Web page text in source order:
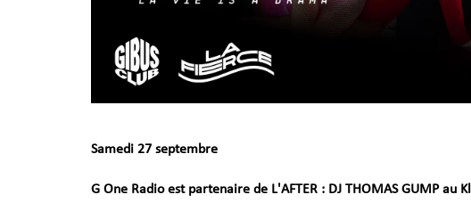
Samedi 27 septembre
G One Radio est partenaire de L'AFTER : DJ THOMAS GUMP au